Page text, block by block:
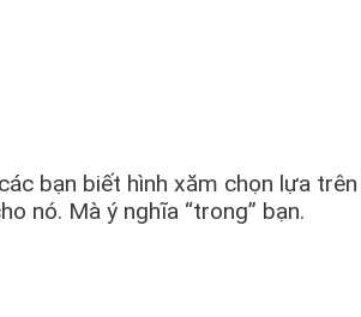
bạn biết hình xăm chọn lựa
nó. Mà ý nghĩa “trong” bạn.